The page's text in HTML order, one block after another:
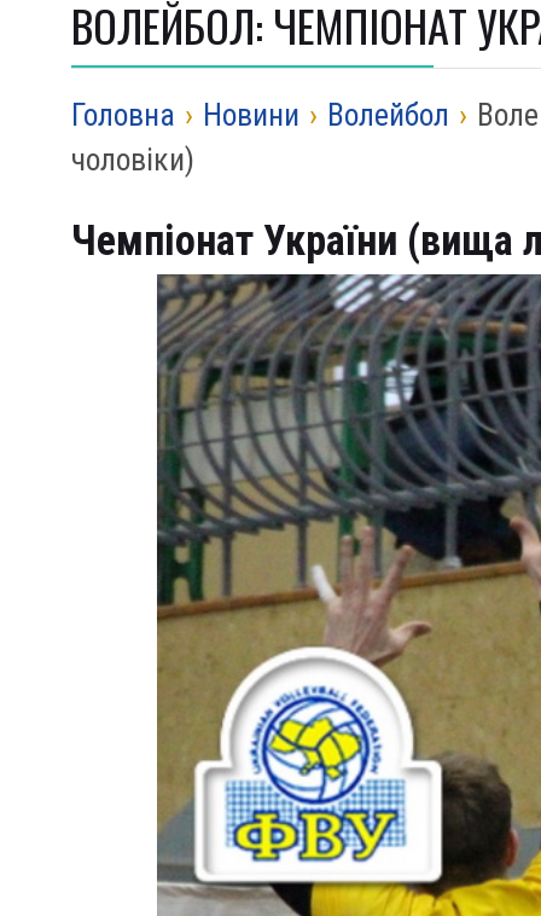
ВОЛЕЙБОЛ: ЧЕМПІОНАТ
Головна › Новини › Волейбол ›
чоловіки)
Чемпіонат України (вища